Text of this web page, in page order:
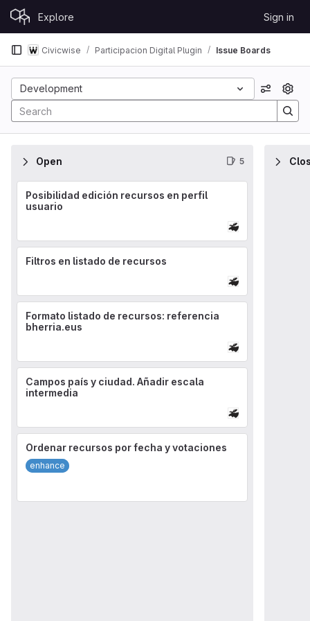
Skip to content
GitLab Explore Sign in
Civicwise Participacion Digital Plugin Issue Boards
Issue Boards
Development View
Open 5
Posibilidad edición recursos en perfil
usuario
Filtros en listado de recursos
Formato listado de recursos: referencia
bherria.eus
Campos país y ciudad. Añadir escala
intermedia
Ordenar recursos por fecha y votaciones
enhance